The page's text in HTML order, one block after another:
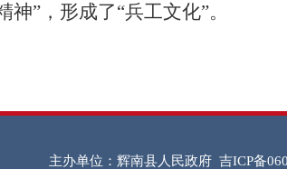
神”，形成了“兵工文化”。
主办单位：辉南县人民政府 吉ICP备